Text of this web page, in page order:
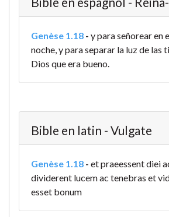
Genèse 1.18 - y para señorear en
noche, y para separar la luz de las
Dios que era bueno.
Bible en latin - Vulgate
Genèse 1.18 - et praeessent diei
dividerent lucem ac tenebras et
esset bonum